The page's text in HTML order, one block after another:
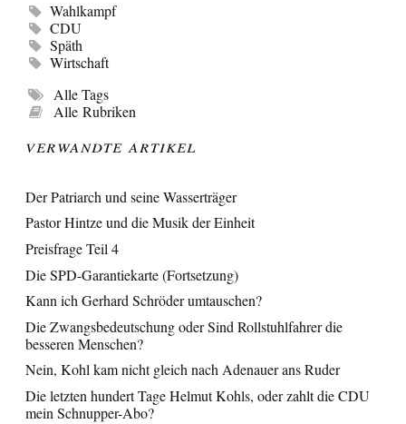
Wahlkampf
CDU
Späth
Wirtschaft
Alle Tags
Alle Rubriken
Verwandte Artikel
Der Patriarch und seine Wasserträger
Pastor Hintze und die Musik der Einheit
Preisfrage Teil 4
Die SPD-Garantiekarte (Fortsetzung)
Kann ich Gerhard Schröder umtauschen?
Die Zwangsbedeutschung oder Sind Rollstuhlfahrer die
besseren Menschen?
Nein, Kohl kam nicht gleich nach Adenauer ans Ruder
Die letzten hundert Tage Helmut Kohls, oder zahlt die CDU
mein Schnupper-Abo?